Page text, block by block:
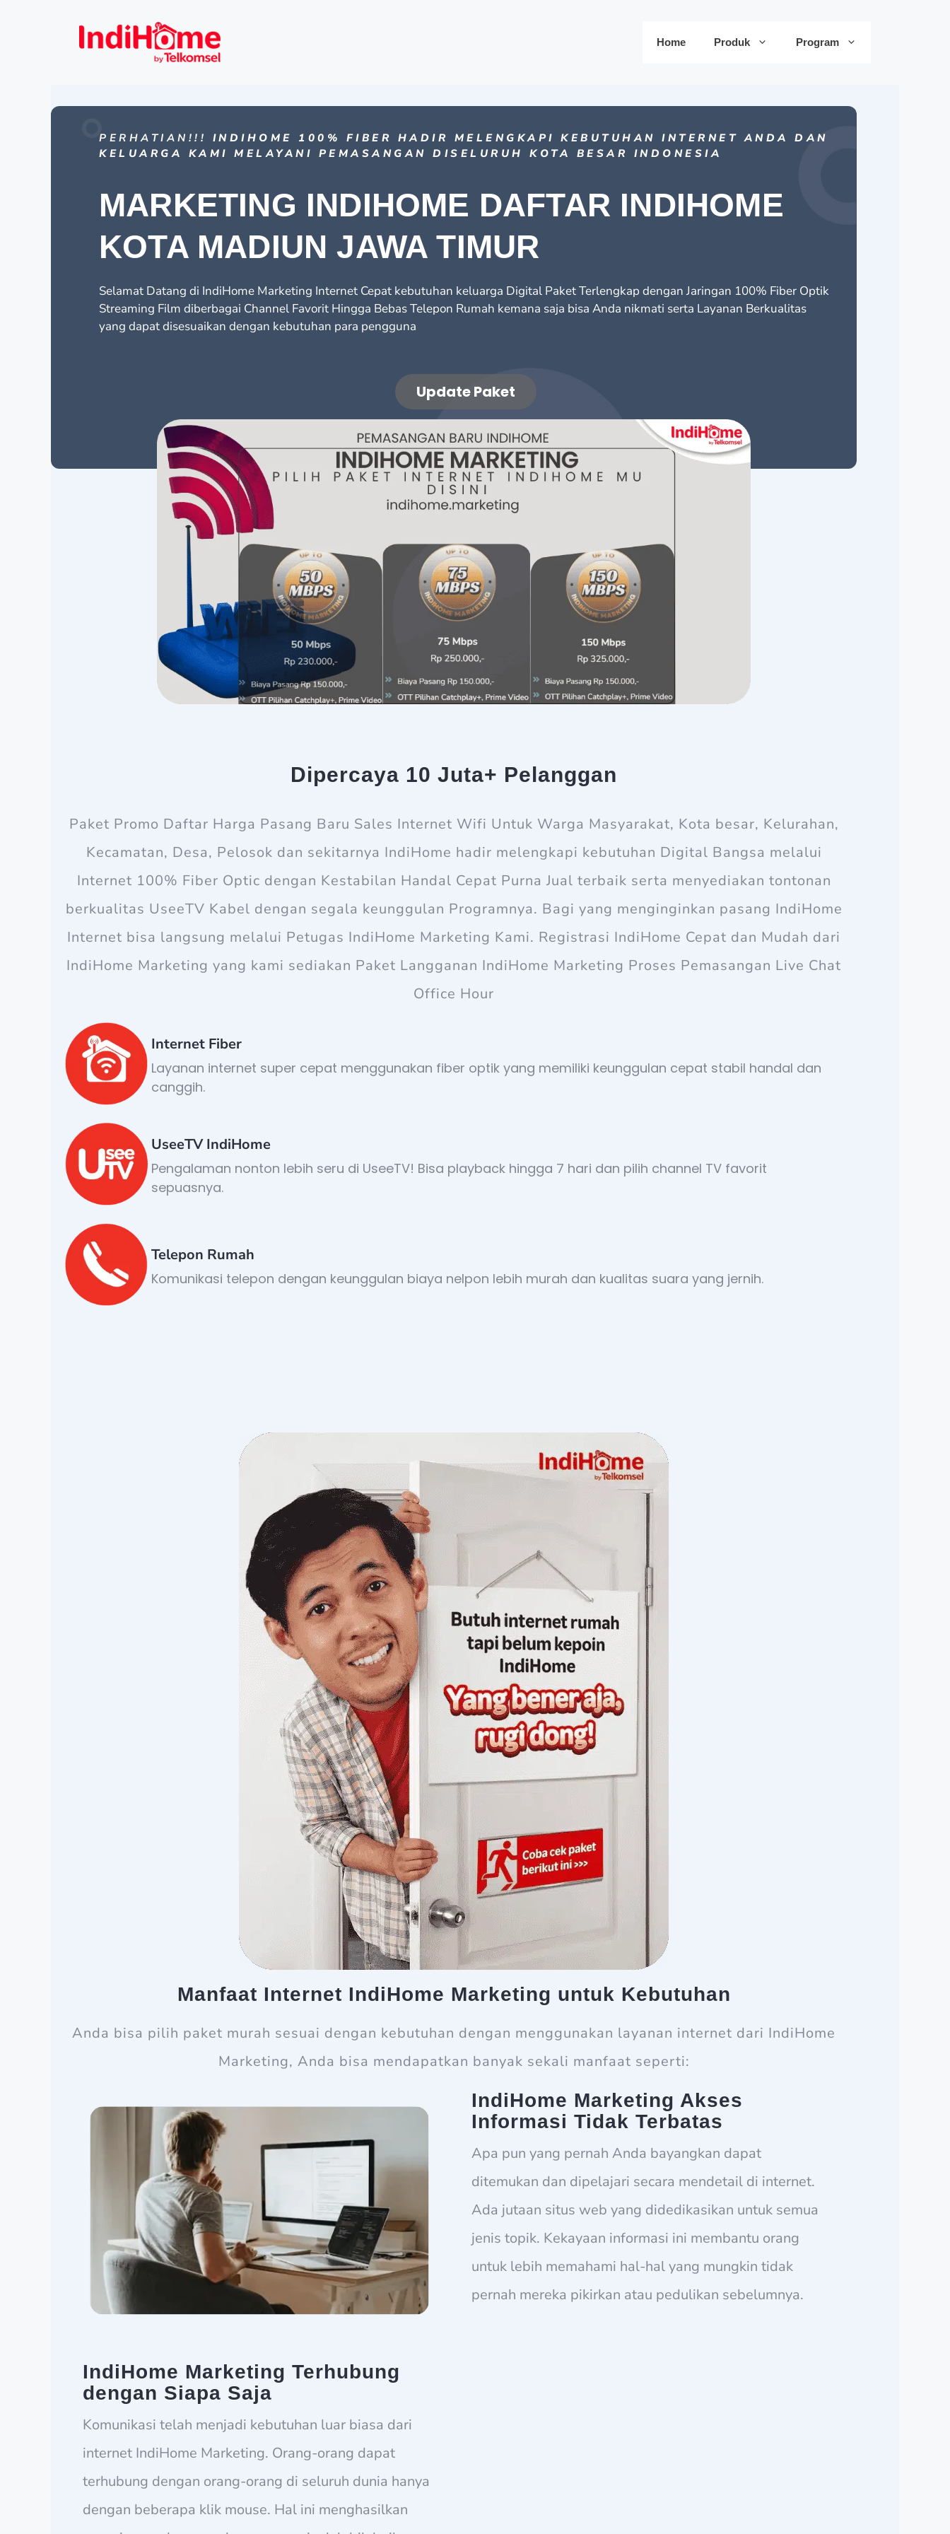
Home Produk Program
PERHATIAN!!!
INDIHOME 100% FIBER HADIR MELENGKAPI KEBUTUHAN INTERNET ANDA DAN
KELUARGA KAMI MELAYANI PEMASANGAN DISELURUH KOTA BESAR INDONESIA
MARKETING INDIHOME DAFTAR INDIHOME
KOTA MADIUN JAWA TIMUR
Selamat Datang di IndiHome Marketing Internet Cepat kebutuhan keluarga Digital Paket Terlengkap dengan Jaringan 100% Fiber Optik
Streaming Film diberbagai Channel Favorit Hingga Bebas Telepon Rumah kemana saja bisa Anda nikmati serta Layanan Berkualitas
yang dapat disesuaikan dengan kebutuhan para pengguna
Update Paket
Dipercaya 10 Juta+ Pelanggan
Paket Promo Daftar Harga Pasang Baru Sales Internet Wifi Untuk Warga Masyarakat, Kota besar, Kelurahan,
Kecamatan, Desa, Pelosok dan sekitarnya IndiHome hadir melengkapi kebutuhan Digital Bangsa melalui
Internet 100% Fiber Optic dengan Kestabilan Handal Cepat Purna Jual terbaik serta menyediakan tontonan
berkualitas UseeTV Kabel dengan segala keunggulan Programnya. Bagi yang menginginkan pasang IndiHome
Internet bisa langsung melalui Petugas IndiHome Marketing Kami. Registrasi IndiHome Cepat dan Mudah dari
IndiHome Marketing yang kami sediakan Paket Langganan IndiHome Marketing Proses Pemasangan Live Chat
Office Hour
Internet Fiber
Layanan internet super cepat menggunakan fiber optik yang memiliki keunggulan cepat stabil handal dan
canggih.
UseeTV IndiHome
Pengalaman nonton lebih seru di UseeTV! Bisa playback hingga 7 hari dan pilih channel TV favorit
sepuasnya.
Telepon Rumah
Komunikasi telepon dengan keunggulan biaya nelpon lebih murah dan kualitas suara yang jernih.
Manfaat Internet IndiHome Marketing untuk Kebutuhan
Anda bisa pilih paket murah sesuai dengan kebutuhan dengan menggunakan layanan internet dari IndiHome
Marketing, Anda bisa mendapatkan banyak sekali manfaat seperti:
IndiHome Marketing Akses
Informasi Tidak Terbatas
Apa pun yang pernah Anda bayangkan dapat
ditemukan dan dipelajari secara mendetail di internet.
Ada jutaan situs web yang didedikasikan untuk semua
jenis topik. Kekayaan informasi ini membantu orang
untuk lebih memahami hal-hal yang mungkin tidak
pernah mereka pikirkan atau pedulikan sebelumnya.
IndiHome Marketing Terhubung
dengan Siapa Saja
Komunikasi telah menjadi kebutuhan luar biasa dari
internet IndiHome Marketing. Orang-orang dapat
terhubung dengan orang-orang di seluruh dunia hanya
dengan beberapa klik mouse. Hal ini menghasilkan